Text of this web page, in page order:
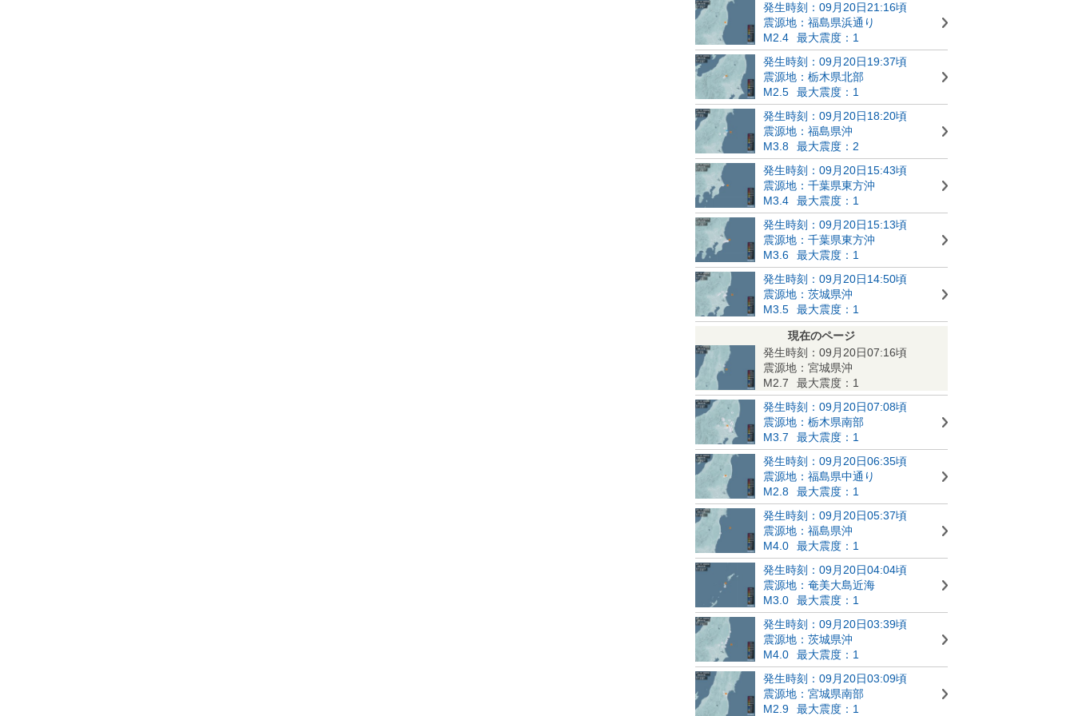
発生時刻：09月20日21:16頃
震源地：福島県浜通り
M2.4
最大震度：1
発生時刻：09月20日19:37頃
震源地：栃木県北部
M2.5
最大震度：1
発生時刻：09月20日18:20頃
震源地：福島県沖
M3.8
最大震度：2
発生時刻：09月20日15:43頃
震源地：千葉県東方沖
M3.4
最大震度：1
発生時刻：09月20日15:13頃
震源地：千葉県東方沖
M3.6
最大震度：1
発生時刻：09月20日14:50頃
震源地：茨城県沖
M3.5
最大震度：1
現在のページ
発生時刻：09月20日07:16頃
震源地：宮城県沖
M2.7
最大震度：1
発生時刻：09月20日07:08頃
震源地：栃木県南部
M3.7
最大震度：1
発生時刻：09月20日06:35頃
震源地：福島県中通り
M2.8
最大震度：1
発生時刻：09月20日05:37頃
震源地：福島県沖
M4.0
最大震度：1
発生時刻：09月20日04:04頃
震源地：奄美大島近海
M3.0
最大震度：1
発生時刻：09月20日03:39頃
震源地：茨城県沖
M4.0
最大震度：1
発生時刻：09月20日03:09頃
震源地：宮城県南部
M2.9
最大震度：1